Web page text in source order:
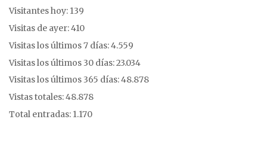
Visitantes hoy: 139
Visitas de ayer:410
Visitas los últimos 7 días:4.559
Visitas los últimos 30 días:23.034
Visitas los últimos 365 días:48.878
Vistas totales:48.878
Total entradas: 1.170